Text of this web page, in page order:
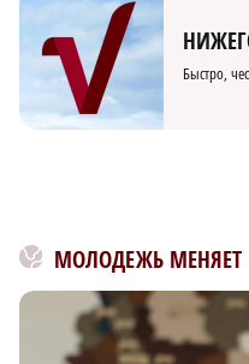
Быстро,
МОЛОДЕЖЬ